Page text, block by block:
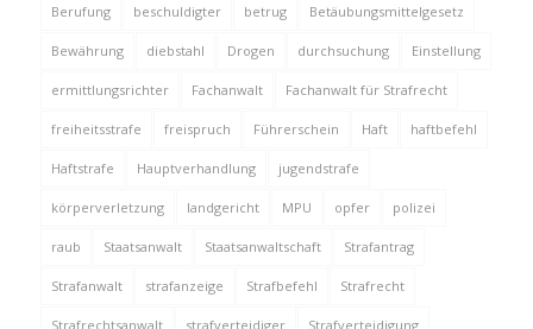
Berufung beschuldigter betrug Betäubungsmittelgesetz
Bewährung diebstahl Drogen durchsuchung Einstellung
ermittlungsrichter Fachanwalt Fachanwalt für Strafrecht
freiheitsstrafe freispruch Führerschein Haft haftbefehl
Haftstrafe Hauptverhandlung jugendstrafe
körperverletzung landgericht MPU opfer polizei
raub Staatsanwalt Staatsanwaltschaft Strafantrag
Strafanwalt strafanzeige Strafbefehl Strafrecht
Strafrechtsanwalt strafverteidiger Strafverteidigung